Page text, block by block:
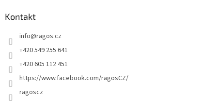
Kontakt
info@ragos.cz
+420 549 255 641
+420 605 112 451
https://www.facebook.com/ragosCZ/
ragoscz